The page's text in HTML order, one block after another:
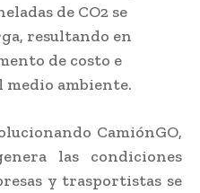
de CO2 se
resultando en
de costo e
medio ambiente.
CamiónGO,
las condiciones
y trasportistas se